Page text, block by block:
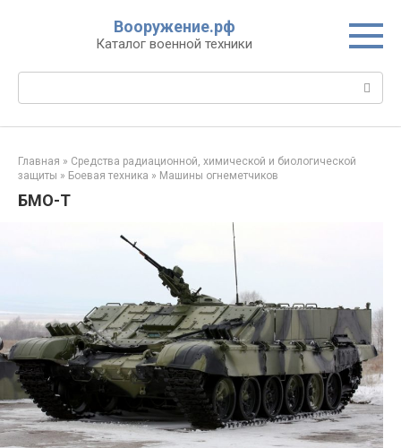
Вооружение.рф
Каталог военной техники
Поиск:
Главная » Средства радиационной, химической и биологической
защиты » Боевая техника » Машины огнеметчиков
БМО-Т